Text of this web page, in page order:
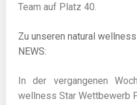
Team auf Platz 40.
Zu unseren natural
NEWS:
In der vergangenen
wellness Star Wettbewerb